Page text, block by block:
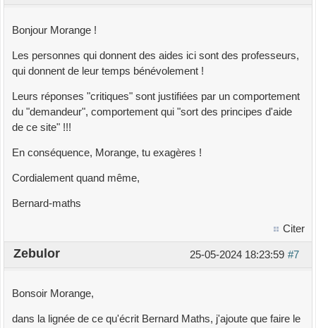
Bonjour Morange !
Les personnes qui donnent des aides ici sont des professeurs,
qui donnent de leur temps bénévolement !
Leurs réponses "critiques" sont justifiées par un comportement
du "demandeur", comportement qui "sort des principes d'aide
de ce site" !!!
En conséquence, Morange, tu exagères !
Cordialement quand même,
Bernard-maths
Citer
#7
25-05-2024 18:23:59
Zebulor
Bonsoir Morange,
dans la lignée de ce qu'écrit Bernard Maths, j'ajoute que faire le